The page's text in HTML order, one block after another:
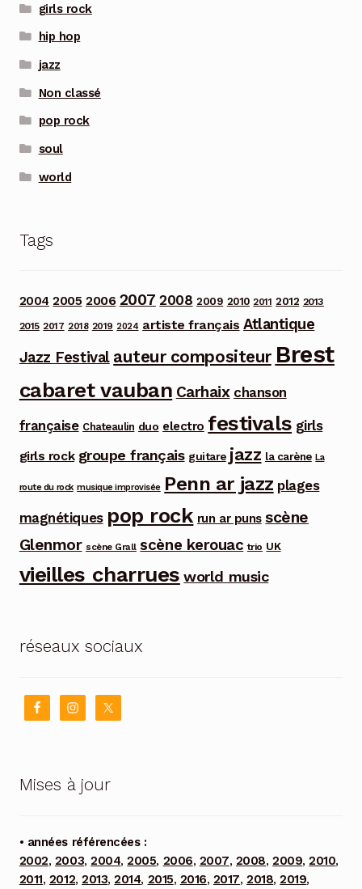
girls rock
hip hop
jazz
Non classé
pop rock
soul
world
Tags
2004 2005 2006 2007 2008 2009 2010 2011 2012 2013
2015 2017 2018 2019 2024 artiste français Atlantique
Jazz Festival auteur compositeur Brest
cabaret vauban Carhaix chanson
française Chateaulin duo electro festivals girls
girls rock groupe français guitare jazz la carène La
route du rock musique improvisée Penn ar jazz plages
magnétiques pop rock run ar puns scène
Glenmor scène Grall scène kerouac trio UK
vieilles charrues world music
réseaux sociaux
Mises à jour
• années référencées :
2002, 2003,2004,2005, 2006, 2007, 2008,2009,2010,
2011, 2012,2013,2014, 2015, 2016, 2017,2018,2019,